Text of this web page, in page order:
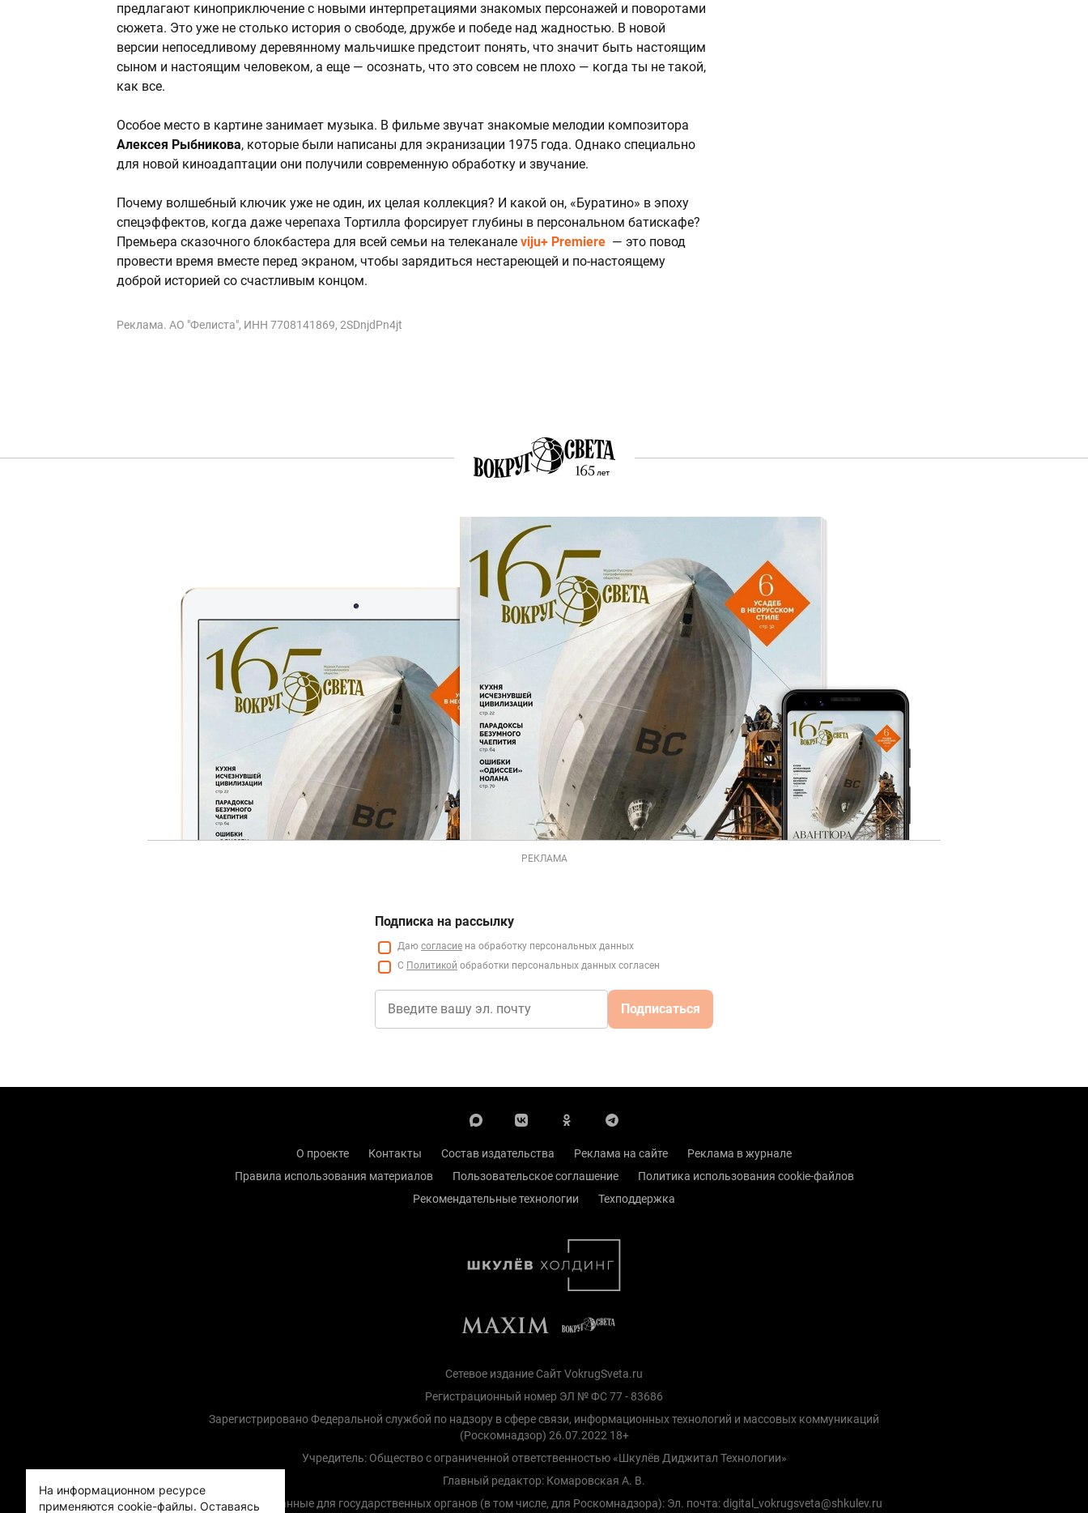
предлагают киноприключение с новыми интерпретациями знакомых персонажей и поворотами
сюжета. Это уже не столько история о свободе, дружбе и победе над жадностью. В новой
версии непоседливому деревянному мальчишке предстоит понять, что значит быть настоящим
сыном и настоящим человеком, а еще — осознать, что это совсем не плохо — когда ты не такой,
как все.
Особое место в картине занимает музыка. В фильме звучат знакомые мелодии композитора
Алексея Рыбникова, которые были написаны для экранизации 1975 года. Однако специально
для новой киноадаптации они получили современную обработку и звучание.
Почему волшебный ключик уже не один, их целая коллекция? И какой он, «Буратино» в эпоху
спецэффектов, когда даже черепаха Тортилла форсирует глубины в персональном батискафе?
Премьера сказочного блокбастера для всей семьи на телеканале viju+ Premiere — это повод
провести время вместе перед экраном, чтобы зарядиться нестареющей и по-настоящему
доброй историей со счастливым концом.
Реклама. АО "Фелиста", ИНН 7708141869, 2SDnjdPn4jt
РЕКЛАМА
Подписка на рассылку
Даю согласие на обработку персональных данных
С Политикой обработки персональных данных согласен
Подписаться
О проекте Контакты Состав издательства Реклама на сайте
Реклама в журнале
Правила использования материалов
Пользовательское соглашение
Политика использования cookie-файлов
Рекомендательные технологии
Техподдержка
Сетевое издание Сайт VokrugSveta.ru
Регистрационный номер ЭЛ № ФС 77 - 83686
Зарегистрировано Федеральной службой по надзору в сфере связи, информационных технологий и массовых коммуникаций
(Роскомнадзор) 26.07.2022 18+
Учредитель: Общество с ограниченной ответственностью «Шкулёв Диджитал Технологии»
Главный редактор: Комаровская А. В.
Контактные данные для государственных органов (в том числе, для Роскомнадзора): Эл. почта: digital_vokrugsveta@shkulev.ru
На информационном ресурсе
применяются cookie-файлы. Оставаясь